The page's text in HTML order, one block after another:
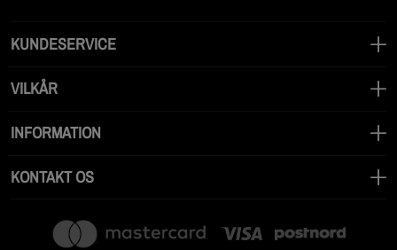
KUNDESERVICE
VILKÅR
INFORMATION
KONTAKT OS